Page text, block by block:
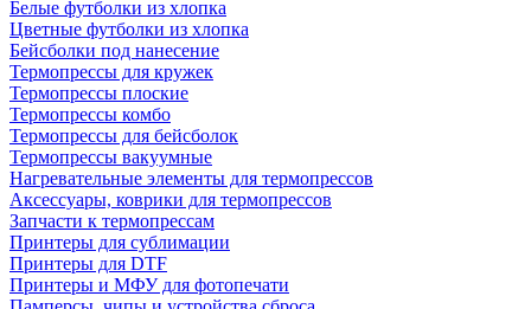
Белые футболки из хлопка
Цветные футболки из хлопка
Бейсболки под нанесение
Термопрессы для кружек
Термопрессы плоские
Термопрессы комбо
Термопрессы для бейсболок
Термопрессы вакуумные
Нагревательные элементы для термопрессов
Аксессуары, коврики для термопрессов
Запчасти к термопрессам
Принтеры для сублимации
Принтеры для DTF
Принтеры и МФУ для фотопечати